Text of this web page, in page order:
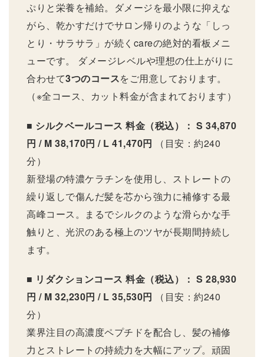
ぷりと栄養を補給。ダメージを最小限に抑えな
がら、乾かすだけでサロン帰りのような「しっ
とり・サラサラ」が続くcareの絶対的看板メニ
ューです。 ダメージレベルや理想の仕上がりに
合わせて3つのコースをご用意しております。
（※全コース、カット料金が含まれております）
■ シルクベールコース 料金（税込）： S 34,870
円 / M 38,170円 / L 41,470円 （目安：約240
分）
新登場の特濃ケラチンを使用し、ストレートの
繰り返しで傷んだ髪を芯から強力に補修する最
高峰コース。まるでシルクのような滑らかな手
触りと、光沢のある極上のツヤが長期間持続し
ます。
■ リダクションコース 料金（税込）： S 28,930
円 / M 32,230円 / L 35,530円 （目安：約240
分）
業界注目の高濃度ペプチドを配合し、髪の補修
力とストレートの持続力を大幅にアップ。頑固